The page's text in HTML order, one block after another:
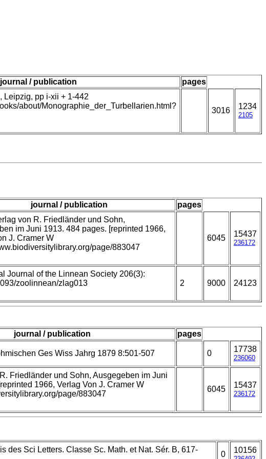
journal / publication pages
Leipzig, pp i-xii + 1-442
about/Monographie_der_Turbellarien.html?
3016 1234
2105
journal / publication pages
von R. Friedländer und Sohn,
im Juni 1913. 484 pages. [reprinted 1966,
J. Cramer W
page/883047
6045 15437
236172
Journal of the Linnean Society 206(3):
zoolinnean/zlag013
2 9000 24123
journal / publication
pages
Ges Wiss Jahrg 1879 8:501-507 0 17738
236060
Friedländer und Sohn, Ausgegeben im Juni
1966, Verlag Von J. Cramer W
page/883047
6045 15437
236172
des Sci Letters. Classe Sc. Math. et Nat. Sér. B, 617-
0 10156